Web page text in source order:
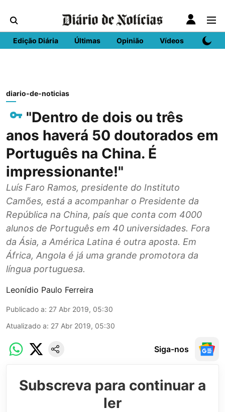
Edição Diária Últimas Opinião Vídeos DN
diario-de-noticias
"Dentro de dois ou três
anos haverá 50 doutorados em
Português na China. É
impressionante!"
Luís Faro Ramos, presidente do Instituto
Camões, está a acompanhar o Presidente da
República na China, país que conta com 4000
alunos de Português em 40 universidades. Fora
da Ásia, a América Latina é outra aposta. Em
África, Angola é já uma grande promotora da
língua portuguesa.
Leonídio Paulo Ferreira
Publicado a: 27 Abr 2019, 05:30
Atualizado a: 27 Abr 2019, 05:30
Siga-nos
Subscreva para continuar a
ler